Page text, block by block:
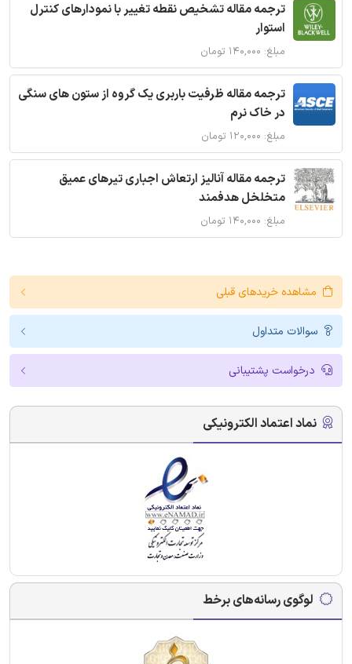
ترجمه مقاله تشخیص نقطه تغییر با نمودارهای کنترل
استوار
مبلغ: ۱۴۰,۰۰۰ تومان
ترجمه مقاله ظرفیت باربری یک گروه از ستون های سنگی
در خاک نرم
مبلغ: ۱۲۰,۰۰۰ تومان
ترجمه مقاله آنالیز ارتعاش اجباری تیرهای عمیق
متخلخل هدفمند
مبلغ: ۱۴۰,۰۰۰ تومان
مشاهده خریدهای قبلی
سوالات متداول
درخواست پشتیبانی
نماد اعتماد الکترونیکی
لوگوی رسانه‌های برخط